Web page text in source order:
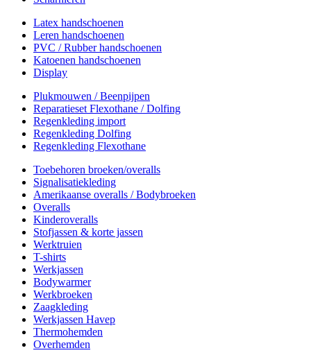
Latex handschoenen
Leren handschoenen
PVC / Rubber handschoenen
Katoenen handschoenen
Display
Plukmouwen / Beenpijpen
Reparatieset Flexothane / Dolfing
Regenkleding import
Regenkleding Dolfing
Regenkleding Flexothane
Toebehoren broeken/overalls
Signalisatiekleding
Amerikaanse overalls / Bodybroeken
Overalls
Kinderoveralls
Stofjassen & korte jassen
Werktruien
T-shirts
Werkjassen
Bodywarmer
Werkbroeken
Zaagkleding
Werkjassen Havep
Thermohemden
Overhemden